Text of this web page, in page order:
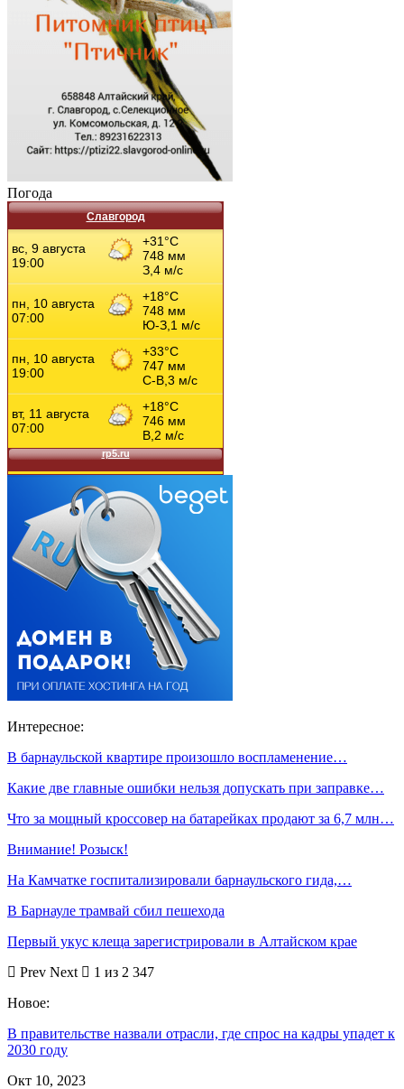
Погода
Славгород
Интересное:
В барнаульской квартире произошло воспламенение…
Какие две главные ошибки нельзя допускать при заправке…
Что за мощный кроссовер на батарейках продают за 6,7 млн…
Внимание! Розыск!
На Камчатке госпитализировали барнаульского гида,…
В Барнауле трамвай сбил пешехода
Первый укус клеща зарегистрировали в Алтайском крае
Prev Next
1 из 2 347
Новое:
В правительстве назвали отрасли, где спрос на кадры упадет к
2030 году
Окт 10, 2023